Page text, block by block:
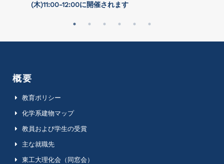
(⽊)11:00-12:00に開催されます
概要
教育ポリシー
化学系建物マップ
教員および学生の受賞
主な就職先
東工大理化会（同窓会）